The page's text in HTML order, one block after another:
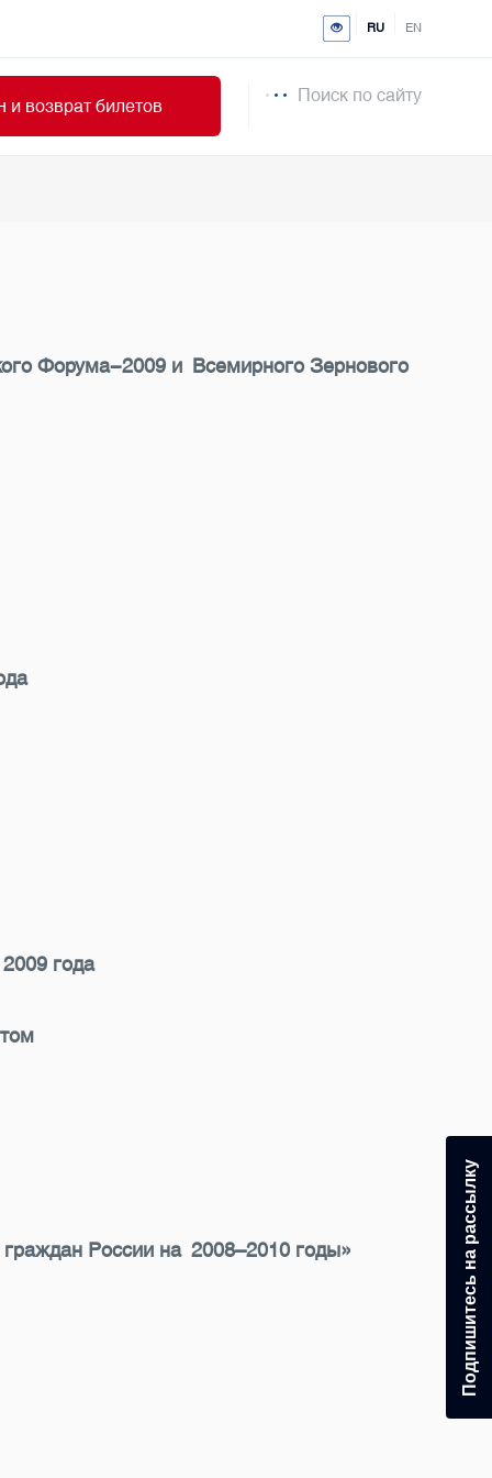
RU EN
и возврат билетов
Поиск по сайту
Форума-2009 и Всемирного Зернового
года
граждан России на 2008–2010 годы» Подпишитесь на рассылку